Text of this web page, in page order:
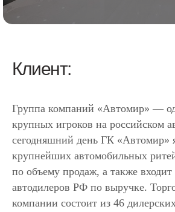
Клиент:
Группа компаний «Автомир» —
крупных игроков на российском
сегодняшний день ГК «Автомир»
крупнейших автомобильных
по объему продаж, а также
автодилеров РФ по выручке.
компании состоит из 46